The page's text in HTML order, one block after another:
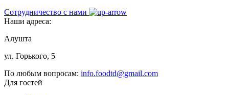
Сотрудничество с нами
Наши адреса:
Алушта
ул. Горького, 5
По любым вопросам: info.foodtd@gmail.com
Для гостей